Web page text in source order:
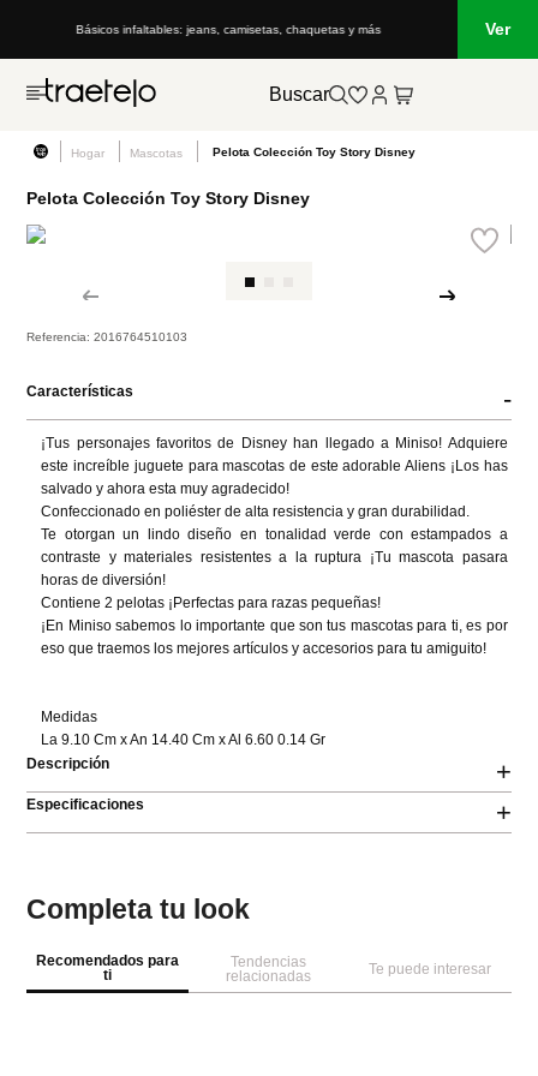
Básicos infaltables: jeans, camisetas, chaquetas y más Ver
Buscar
Hogar Mascotas Pelota Colección Toy Story Disney
Pelota Colección Toy Story Disney
Referencia:2016764510103
Características -
¡Tus personajes favoritos de Disney han llegado a Miniso! Adquiere
este increíble juguete para mascotas de este adorable Aliens ¡Los has
salvado y ahora esta muy agradecido!
Confeccionado en poliéster de alta resistencia y gran durabilidad.
Te otorgan un lindo diseño en tonalidad verde con estampados a
contraste y materiales resistentes a la ruptura ¡Tu mascota pasara
horas de diversión!
Contiene 2 pelotas ¡Perfectas para razas pequeñas!
¡En Miniso sabemos lo importante que son tus mascotas para ti, es por
eso que traemos los mejores artículos y accesorios para tu amiguito!
Medidas
La 9.10 Cm x An 14.40 Cm x Al 6.60 0.14 Gr
Descripción
+
Especificaciones +
Completa tu look
Recomendados para
ti
Tendencias
relacionadas
Te puede interesar